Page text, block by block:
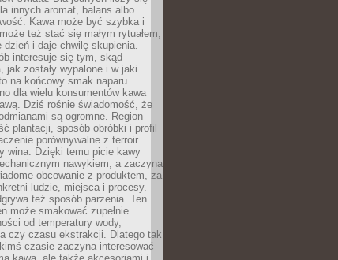
innych aromat, balans albo
Kawa może być szybka i
też stać się małym rytuałem,
dzień i daje chwilę skupienia.
interesuje się tym, skąd
jak zostały wypalone i w jaki
na końcowy smak naparu.
dla wielu konsumentów kawa
Dziś rośnie świadomość, że
są ogromne. Region
plantacji, sposób obróbki i profil
porównywalne z terroir
wina. Dzięki temu picie kawy
nawykiem, a zaczyna
obcowanie z produktem, za
ludzie, miejsca i procesy.
też sposób parzenia. Ten
może smakować zupełnie
od temperatury wody,
czy czasu ekstrakcji. Dlatego tak
czasie zaczyna interesować